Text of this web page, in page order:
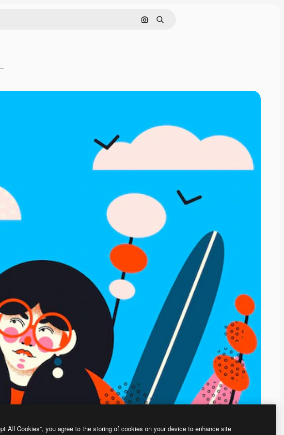
Поиск по изображению
Поиск
иллюстрация, дизайн для печати
All Cookies”, you agree to the storing of cookies on your device to enhance site